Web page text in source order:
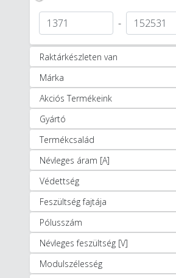
digitális kapcsolóórák
Áram-védőkapcsolók
(665)
Áramvédős
Hőmérséklet
(29)
Kapcsolók (208)
Kismegszakítók
Lépcsőházi automaták
Mágneskapcsolók (468)
Szelektív fővezeték
megszakítók (9)
Moduláris csengő,
transzformátor (43)
Moduláris
Nyomógombok (55)
-
Raktárkészleten van
Márka
Akciós Termékeink
Gyártó
Termékcsalád
Névleges áram [A]
Védettség
Feszültség fajtája
Pólusszám
Névleges feszültség [V]
Modulszélesség